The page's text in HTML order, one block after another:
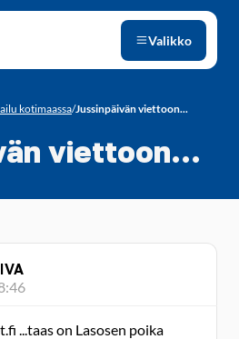
Valikko
kotimaassa/Jussinpäivän viettoon...
viettoon...
...taas on Lasosen poika